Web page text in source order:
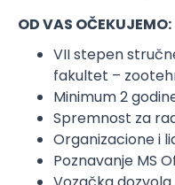
OD VAS OČEKUJEMO:
VII stepen
fakultet –
Minimum 2
Spremnost za
Organizacione i
Poznavanje MS